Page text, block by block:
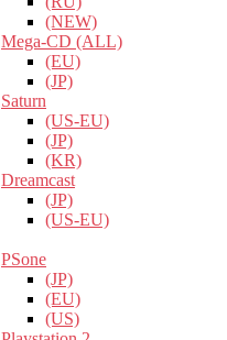
(NEW)
Mega-CD (ALL)
(EU)
(JP)
Saturn
(US-EU)
(JP)
(KR)
Dreamcast
(JP)
(US-EU)
PSone
(JP)
(EU)
(US)